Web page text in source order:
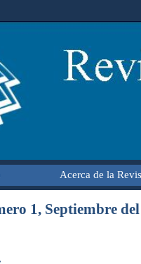
Acerca de la
1, Septiembre